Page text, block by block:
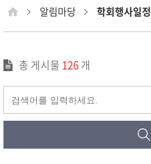
알림마당 학회행사일정
총 게시물 126개